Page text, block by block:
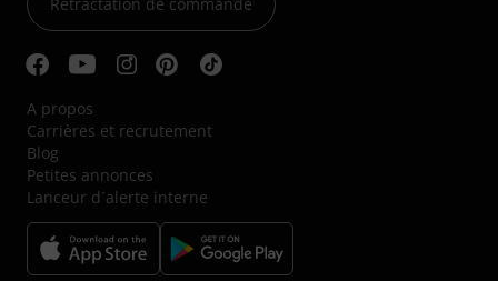
A propos
Carrières et recrutement
Blog
Petites annonces
Lanceur d´alerte interne